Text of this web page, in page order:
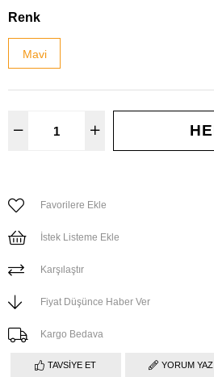
Renk
Mavi
Favorilere Ekle
İstek Listeme Ekle
Karşılaştır
Fiyat Düşünce Haber Ver
Kargo Bedava
TAVSIYE ET YORUM YAZ